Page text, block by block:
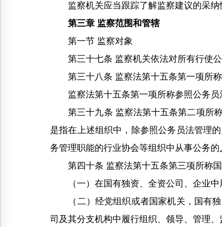
监察机关应当跟踪了解监察建议的采纳
第三章 监察范围和管辖
第一节 监察对象
第三十七条 监察机关依法对所有行使公
第三十八条 监察法第十五条第一项所称
监察法第十五条第一项所称参照公务员
第三十九条 监察法第十五条第二项所称
是指在上述组织中，除参照公务员法管理
务管理职能的行业协会等组织中从事公务
第四十条 监察法第十五条第三项所称国
（一）在国有独资、全资公司、企业中
（二）经党组织或者国家机关，国有独
司及其分支机构中履行组织、领导、管理